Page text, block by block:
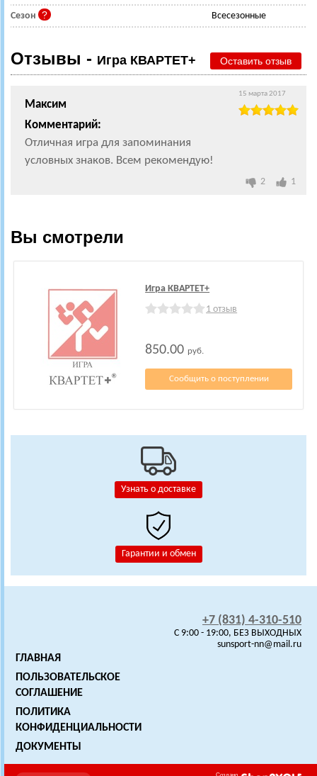
Узнать о доставке
Гарантии и обмен
Сезон Всесезонные
Отзывы - Игра КВАРТЕТ+ Оставить отзыв
Максим
Комментарий:
Отличная игра для запоминания
условных знаков. Всем рекомендую!
15 марта 2017
2 1
Вы смотрели
Игра КВАРТЕТ+
1 отзыв
850.00 руб.
Сообщить о поступлении
+7 (831) 4-310-510
C 9:00 - 19:00, БЕЗ ВЫХОДНЫХ
sunsport-nn@mail.ru
ГЛАВНАЯ
ПОЛЬЗОВАТЕЛЬСКОЕ
СОГЛАШЕНИЕ
ПОЛИТИКА
КОНФИДЕНЦИАЛЬНОСТИ
ДОКУМЕНТЫ
Создано